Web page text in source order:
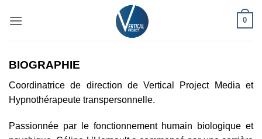
0
BIOGRAPHIE
Coordinatrice de direction de Vertical Project Media et
Hypnothérapeute transpersonnelle.
Passionnée par le fonctionnement humain biologique et